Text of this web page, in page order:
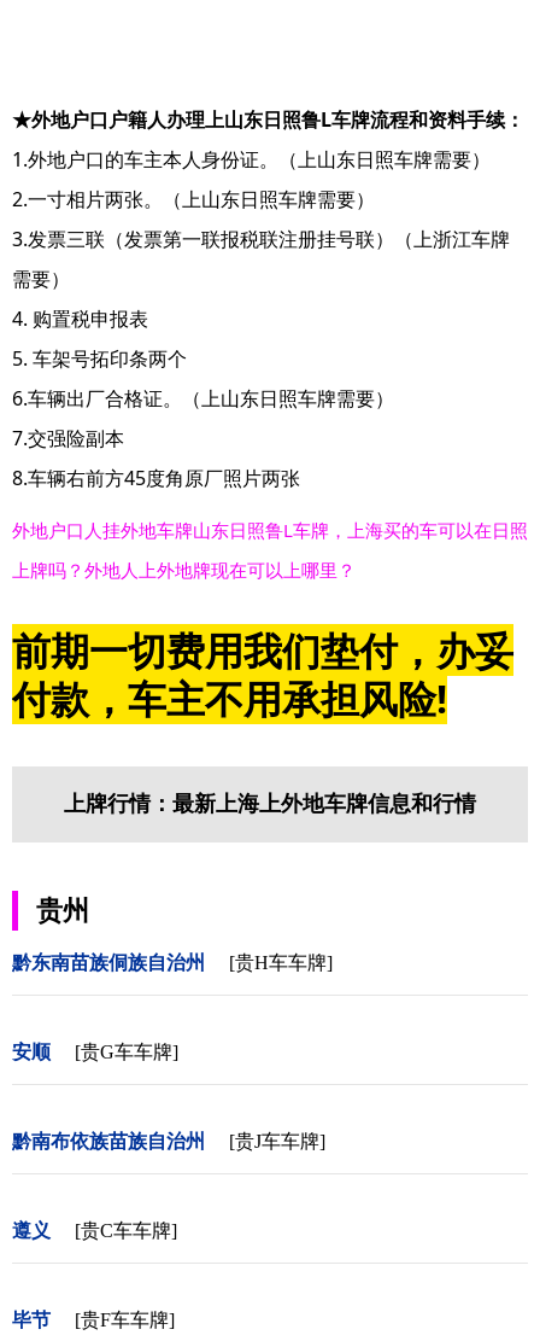
★外地户口户籍人办理上山东日照鲁L车牌流程和资料手续：
1.外地户口的车主本人身份证。（上山东日照车牌需要）
2.一寸相片两张。（上山东日照车牌需要）
3.发票三联（发票第一联报税联注册挂号联）（上浙江车牌
需要）
4. 购置税申报表
5. 车架号拓印条两个
6.车辆出厂合格证。（上山东日照车牌需要）
7.交强险副本
8.车辆右前方45度角原厂照片两张
外地户口人挂外地车牌山东日照鲁L车牌，上海买的车可以在日照
上牌吗？外地人上外地牌现在可以上哪里？
前期一切费用我们垫付，办妥
付款，车主不用承担风险!
上牌行情：最新上海上外地车牌信息和行情
贵州
黔东南苗族侗族自治州 [贵H车车牌]
安顺 [贵G车车牌]
黔南布依族苗族自治州 [贵J车车牌]
遵义 [贵C车车牌]
毕节 [贵F车车牌]